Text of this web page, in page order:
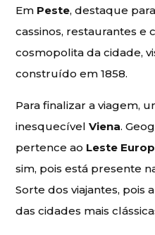
Em Peste, destaque
cassinos, restaurantes e
cosmopolita da cidade,
construído em 1858.
Para finalizar a viagem,
inesquecívelViena.
pertence ao Leste
sim, pois está presente
Sorte dos viajantes, pois
das cidades mais